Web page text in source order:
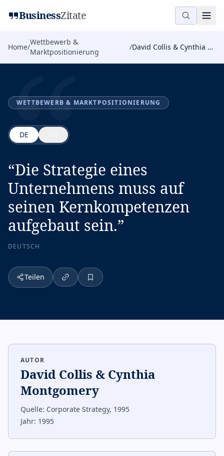
BusinessZitate
Home/
Wettbewerb &
Marktpositionierung
/ David Collis & Cynthia Montgomery
“
WETTBEWERB & MARKTPOSITIONIERUNG
DE
“Die Strategie eines
Unternehmens muss auf
seinen Kernkompetenzen
aufgebaut sein.”
DEUTSCH
Teilen
AUTOR
David Collis & Cynthia
Montgomery
Quelle: Corporate Strategy, 1995
Jahr: 1995